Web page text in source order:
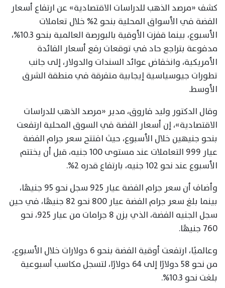
كشف «مرصد الذهب للدراسات الاقتصادية» عن ارتفاع أسعار
الفضة في الأسواق المحلية بنحو 2% خلال تعاملات
الأسبوع، بينما قفزت الأوقية بالبورصة العالمية بنحو 10.3%،
مدفوعة بتراجع حاد في توقعات رفع أسعار الفائدة
الأمريكية، وانخفاض عوائد السندات والدولار، إلى جانب
تطورات جيوسياسية إيجابية متفرقة في منطقة الشرق
الأوسط.
وقال الدكتور وليد فاروق، مدير «مرصد الذهب للدراسات
الاقتصادية»، إن أسعار الفضة في السوق المحلية ارتفعت
بنحو جنيهين خلال الأسبوع، حيث افتتح سعر جرام الفضة
عيار 999 التعاملات عند مستوى 100 جنيه، قبل أن يختتم
الأسبوع عند نحو 102 جنيه، بارتفاع قدره 2%.
وأضاف أن سعر جرام الفضة عيار 925 سجل نحو 95 جنيهًا،
بينما بلغ سعر جرام الفضة عيار 800 نحو 82 جنيهًا، في حين
سجل الجنيه الفضة، الذي يزن 8 جرامات من عيار 925، نحو
760 جنيهًا.
وعالميًا، ارتفعت أوقية الفضة بنحو 6 دولارات خلال الأسبوع،
من نحو 58 دولارًا إلى 64 دولارًا، لتسجل مكاسب أسبوعية
بلغت نحو 10.3%.